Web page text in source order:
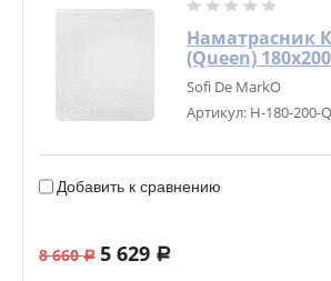
Наматрасник
(Queen)
Sofi De MarkO
Артикул:Н-180-200-
Добавить к сравнению
8 660 a 5 629 a